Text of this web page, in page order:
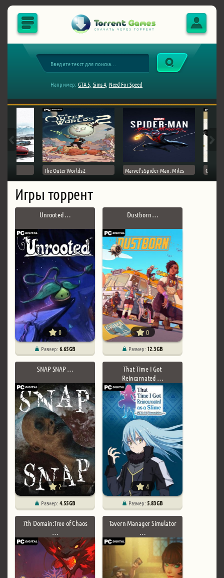
Например: GTA 5, Sims 4, Need For Speed
The Outer Worlds 2 Marvel's Spider-Man: Miles Ghost
Игры торрент
Unrooted …
0
Размер:6.65 GB
Dustborn …
0
Размер: 12.3 GB
SNAP SNAP …
2
Размер:4.55 GB
That Time I Got
Reincarnated …
4
Размер:5.83 GB
7th Domain:Tree of Chaos
…
Tavern Manager Simulator
…